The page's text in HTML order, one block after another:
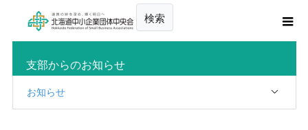
検索
支部からのお知らせ
お知らせ